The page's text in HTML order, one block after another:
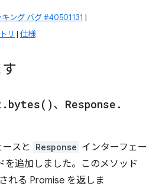
キング バグ #40501131 |
リ | 仕様
. bytes( )、 Response .
スと Response インターフェー
を追加しました。このメソッド
れる Promise を返しま